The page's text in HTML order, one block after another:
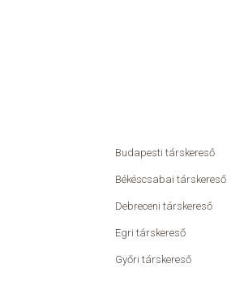
Budapesti társkereső
Békéscsabai társkereső
Debreceni társkereső
Egri társkereső
Győri társkereső